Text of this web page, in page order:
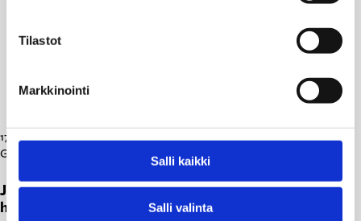
Tilastot
Markkinointi
Salli kaikki
Salli valinta
17.01.2026
Gallupit
Joka kymmenes pitää viranomaisen lahjontaa
hyväksyttävänä joissakin tilanteissa